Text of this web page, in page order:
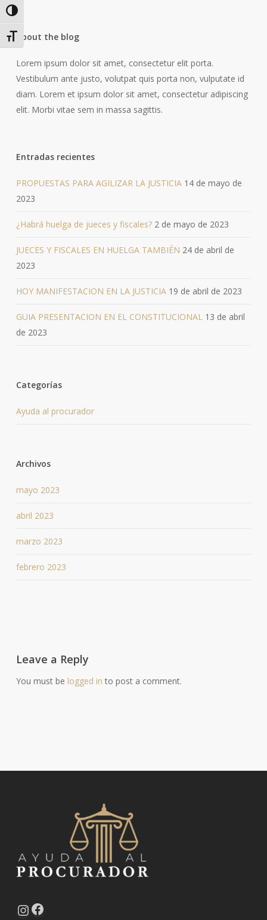
Alternar alto contraste
Alternar tamaño de letra
About the blog
Lorem ipsum dolor sit amet, consectetur elit porta.
Vestibulum ante justo, volutpat quis porta non, vulputate id
diam. Lorem et ipsum dolor sit amet, consectetur adipiscing
elit. Morbi vitae sem in massa sagittis.
Entradas recientes
PROPUESTAS PARA AGILIZAR LA JUSTICIA 14 de mayo de
2023
¿Habrá huelga de jueces y fiscales? 2 de mayo de 2023
JUECES Y FISCALES EN HUELGA TAMBIÉN 24 de abril de
2023
HOY MANIFESTACION EN LA JUSTICIA 19 de abril de 2023
GUIA PRESENTACION EN EL CONSTITUCIONAL 13 de abril
de 2023
Categorías
Ayuda al procurador
Archivos
mayo 2023
abril 2023
marzo 2023
febrero 2023
Leave a Reply
You must be logged in to post a comment.
Instagram
Facebook